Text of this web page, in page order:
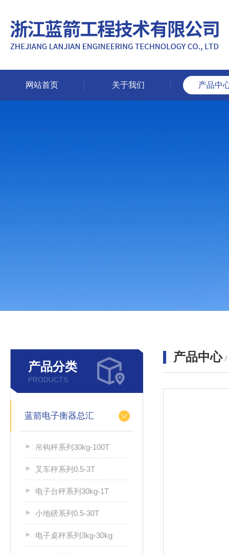
网站首页 关于我们 产品中
产品分类
PRODUCTS
蓝箭电子衡器总汇
吊钩秤系列30kg-100T
叉车秤系列0.5-3T
电子台秤系列30kg-1T
小地磅系列0.5-30T
电子桌秤系列3kg-30kg
产品中心 /